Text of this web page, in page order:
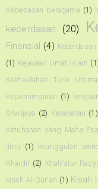
Kebebasan beragama (1)
kecerdasan (20)
Finansial (4)
(1) Kejayaan Umat Islam
Kekhalifahan Turki
Kepemimpinan (1)
Sriwijaya (2) Kesehatan (1)
Ketuhanan Yang Maha Esa
ilmu
(1) keunggulan
Khaidir (2) Khalifatur
kisah Al-Qur'an (1) Kisah